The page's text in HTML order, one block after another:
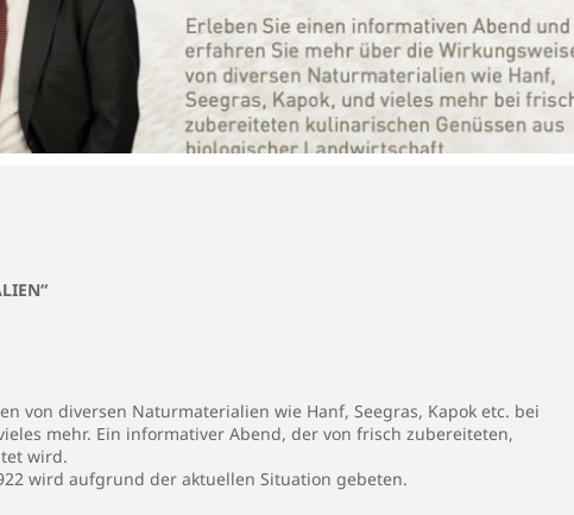
von diversen Naturmaterialien wie Hanf, Seegras, Kapok etc. bei
mehr. Ein informativer Abend, der von frisch zubereiteten,
wird.
wird aufgrund der aktuellen Situation gebeten.